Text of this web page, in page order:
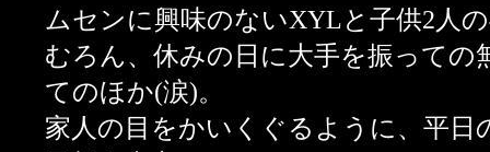
ムセンに興味のないXYLと子供2人
むろん、休みの日に大手を振っての
てのほか(涙)。
家人の目をかいくぐるように、平日